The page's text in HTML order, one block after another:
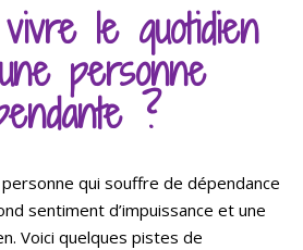
le quotidien
personne
?
qui souffre de dépendance
sentiment d’impuissance et une
Voici quelques pistes de